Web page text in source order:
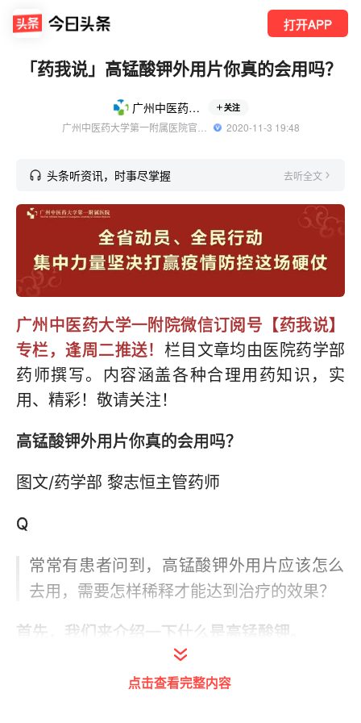
打开APP
「药我说」高锰酸钾外用片你真的会用吗？
广州中医药大学一附院 关注
  2020-11-3 19:48
头条听资讯，时事尽掌握 去听全文
广州中医药大学一附院微信订阅号【药我说】
专栏，逢周二推送！ 栏目文章均由医院药学部
药师撰写。内容涵盖各种合理用药知识，实
用、精彩！敬请关注！
高锰酸钾外用片你真的会用吗？
图文/药学部 黎志恒主管药师
Q
常常有患者问到，高锰酸钾外用片应该怎么
去用，需要怎样稀释才能达到治疗的效果？
首先，我们来介绍一下什么是高锰酸钾。
高锰酸钾（potassium permanganate） 亦名
点击查看完整内容